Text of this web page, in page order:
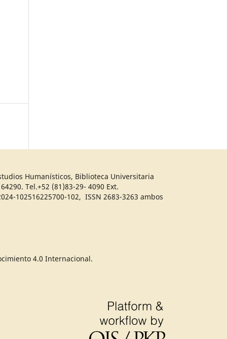
Humanísticos, Biblioteca Universitaria
Tel.+52 (81)83-29- 4090 Ext.
102516225700-102, ISSN 2683-3263 ambos
4.0 Internacional.